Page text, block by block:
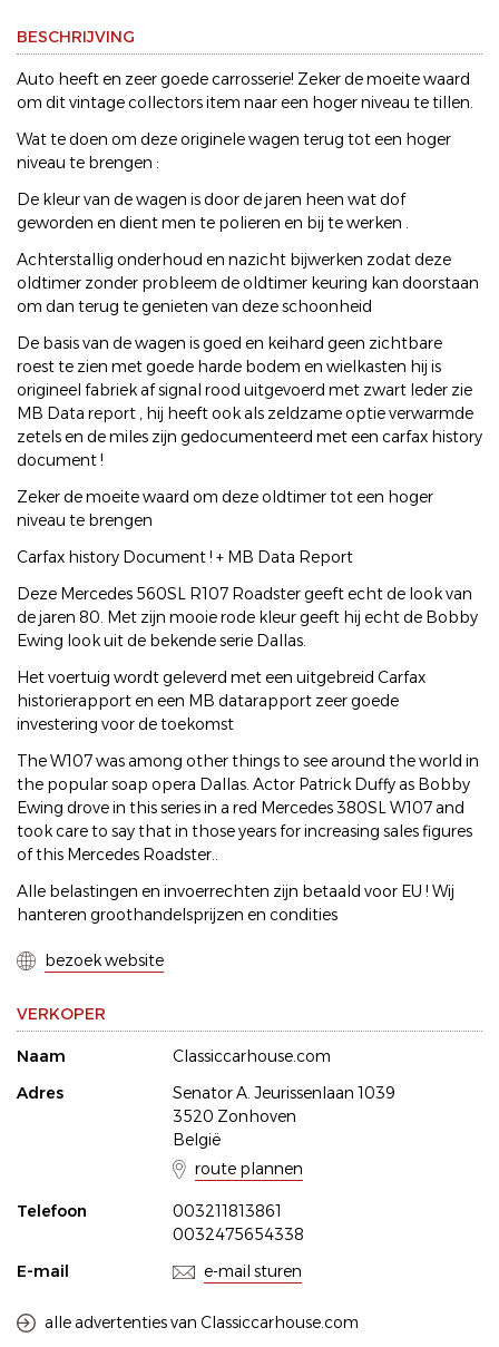
BESCHRIJVING
Auto heeft en zeer goede carrosserie! Zeker de moeite waard
om dit vintage collectors item naar een hoger niveau te tillen.
Wat te doen om deze originele wagen terug tot een hoger
niveau te brengen :
De kleur van de wagen is door de jaren heen wat dof
geworden en dient men te polieren en bij te werken .
Achterstallig onderhoud en nazicht bijwerken zodat deze
oldtimer zonder probleem de oldtimer keuring kan doorstaan
om dan terug te genieten van deze schoonheid
De basis van de wagen is goed en keihard geen zichtbare
roest te zien met goede harde bodem en wielkasten hij is
origineel fabriek af signal rood uitgevoerd met zwart leder zie
MB Data report , hij heeft ook als zeldzame optie verwarmde
zetels en de miles zijn gedocumenteerd met een carfax history
document !
Zeker de moeite waard om deze oldtimer tot een hoger
niveau te brengen
Carfax history Document ! + MB Data Report
Deze Mercedes 560SL R107 Roadster geeft echt de look van
de jaren 80. Met zijn mooie rode kleur geeft hij echt de Bobby
Ewing look uit de bekende serie Dallas.
Het voertuig wordt geleverd met een uitgebreid Carfax
historierapport en een MB datarapport zeer goede
investering voor de toekomst
The W107 was among other things to see around the world in
the popular soap opera Dallas. Actor Patrick Duffy as Bobby
Ewing drove in this series in a red Mercedes 380SL W107 and
took care to say that in those years for increasing sales figures
of this Mercedes Roadster..
Alle belastingen en invoerrechten zijn betaald voor EU ! Wij
hanteren groothandelsprijzen en condities
bezoek website
VERKOPER
Naam
Classiccarhouse.com
Adres
Senator A. Jeurissenlaan 1039
3520 Zonhoven
België
route plannen
Telefoon
003211813861
0032475654338
E-mail
e-mail sturen
alle advertenties van Classiccarhouse.com